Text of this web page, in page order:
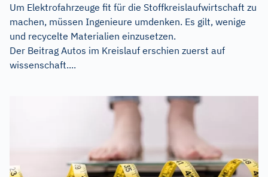
Um Elektrofahrzeuge fit für die Stoffkreislaufwirtschaft zu
machen, müssen Ingenieure umdenken. Es gilt, wenige
und recycelte Materialien einzusetzen.
Der Beitrag Autos im Kreislauf erschien zuerst auf
wissenschaft....